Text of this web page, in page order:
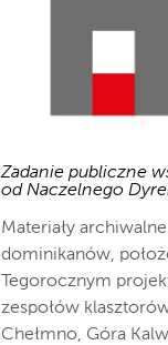
Zadanie publiczne
od Naczelnego
Materiały
dominikanów,
Tegorocznym
zespołów
Chełmno, Góra